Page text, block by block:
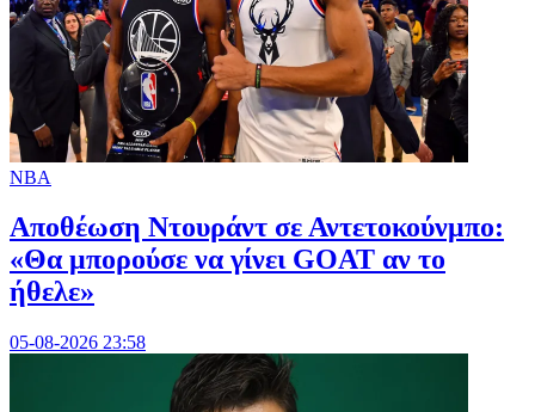
NBA
Αποθέωση Ντουράντ σε Αντετοκούνμπο:
«Θα μπορούσε να γίνει GOAT αν το
ήθελε»
05-08-2026 23:58